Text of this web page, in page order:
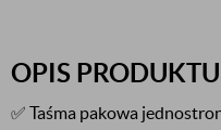
OPIS PRODUKTU
✅ Taśma pakowa